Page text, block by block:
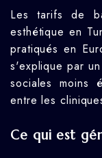
Les tarifs de
esthétique en
pratiqués en
s'explique par
sociales moins
entre les
Ce qui est